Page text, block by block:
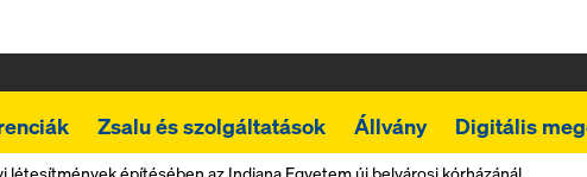
Zsalu és szolgáltatások Állvány Digitális